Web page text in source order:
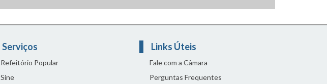
Serviços
Refeitório Popular
Sine
Links Úteis
Fale com a Câmara
Perguntas Frequentes